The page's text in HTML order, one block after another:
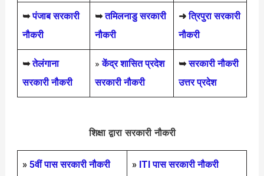
➥ पंजाब सरकारी
नौकरी
➥ तमिलनाडु सरकारी
नौकरी
➜ त्रिपुरा सरकारी
नौकरी
➥तेलंगाना
सरकारी नौकरी
»केंद्र शासित प्रदेश
सरकारी नौकरी
➥ सरकारी नौकरी
उत्तर प्रदेश
शिक्षा द्वारा सरकारी नौकरी
» 5वीं पास सरकारी नौकरी
» ITI पास सरकारी नौकरी